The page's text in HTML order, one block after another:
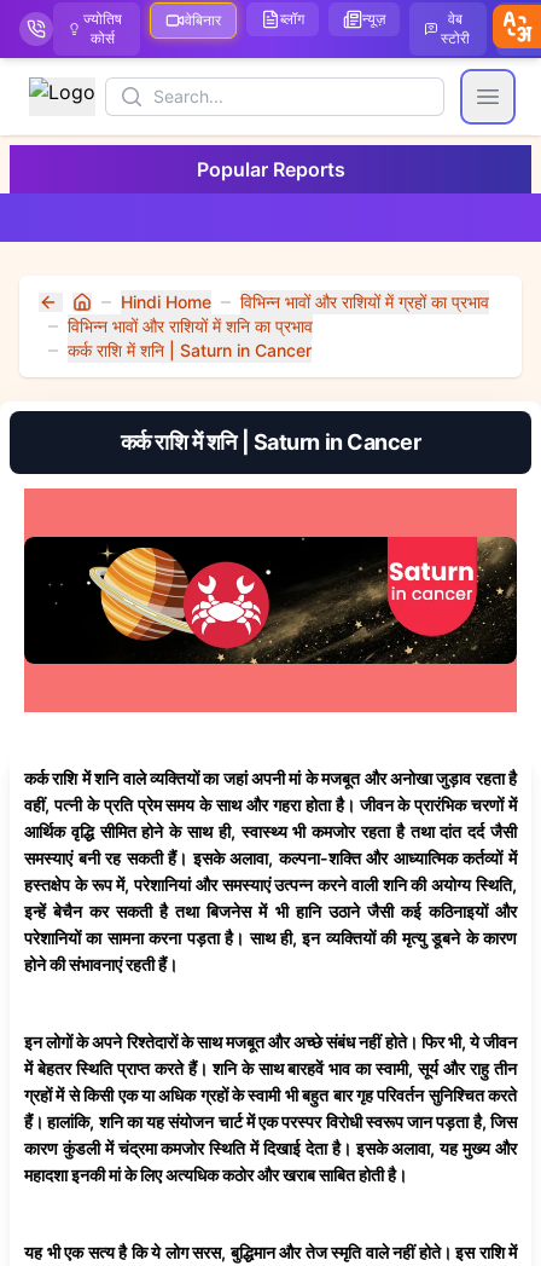
ज्योतिष
कोर्स
वेबिनार ब्लॉग न्यूज़
वेब
स्टोरी
Search
Open
Popular Reports
Home Hindi Home
विभिन्न भावों और राशियों में ग्रहों का प्रभाव
विभिन्न भावों और राशियों में शनि का प्रभाव
कर्क राशि में शनि | Saturn in Cancer
कर्क राशि में शनि | Saturn in Cancer
कर्क राशि में शनि वाले व्यक्तियों का जहां अपनी मां के मजबूत और अनोखा जुड़ाव रहता है
वहीं, पत्नी के प्रति प्रेम समय के साथ और गहरा होता है। जीवन के प्रारंभिक चरणों में
आर्थिक वृद्धि सीमित होने के साथ ही, स्वास्थ्य भी कमजोर रहता है तथा दांत दर्द जैसी
समस्याएं बनी रह सकती हैं। इसके अलावा, कल्पना-शक्ति और आध्यात्मिक कर्तव्यों में
हस्तक्षेप के रूप में, परेशानियां और समस्याएं उत्पन्न करने वाली शनि की अयोग्य स्थिति,
इन्हें बेचैन कर सकती है तथा बिजनेस में भी हानि उठाने जैसी कई कठिनाइयों और
परेशानियों का सामना करना पड़ता है। साथ ही, इन व्यक्तियों की मृत्यु डूबने के कारण
होने की संभावनाएं रहती हैं।
इन लोगों के अपने रिश्तेदारों के साथ मजबूत और अच्छे संबंध नहीं होते‌। फिर भी, ये जीवन
में बेहतर स्थिति प्राप्त करते हैं। शनि के साथ बारहवें भाव का स्वामी, सूर्य और राहु तीन
ग्रहों में से किसी एक या अधिक ग्रहों के स्वामी भी बहुत बार गृह परिवर्तन सुनिश्चित करते
हैं। हालांकि, शनि का यह संयोजन चार्ट में एक परस्पर विरोधी स्वरूप जान पड़ता है, जिस
कारण कुंडली में चंद्रमा कमजोर स्थिति में दिखाई देता है। इसके अलावा, यह मुख्य और
महादशा इनकी मां के लिए अत्यधिक कठोर और खराब साबित होती है।
यह भी एक सत्य है कि ये लोग सरस, बुद्धिमान और तेज स्मृति वाले नहीं होते। इस राशि में